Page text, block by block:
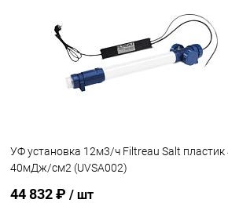
В избранное
К сравнению В наличии
УФ установка 12м3/ч Filtreau Salt пластик
40мДж/см2 (UVSA002)
44 832 ₽ / шт